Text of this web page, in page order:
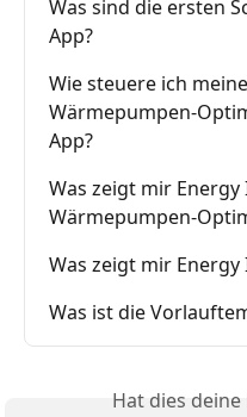
Was sind die ersten
App?
Wie steuere ich
Wärmepumpen-
App?
Was zeigt mir
Wärmepumpen-
Was zeigt mir Energy
Was ist die
Hat dies